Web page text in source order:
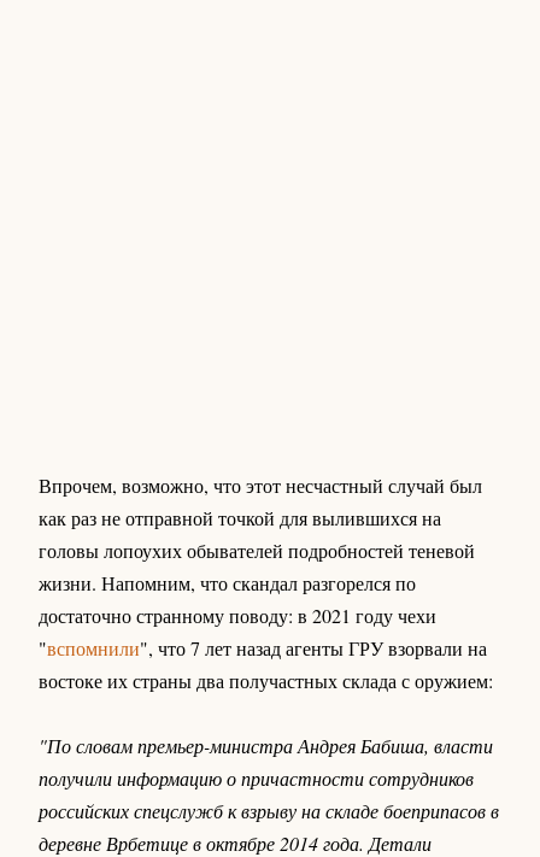
Впрочем, возможно, что этот несчастный случай был
как раз не отправной точкой для вылившихся на
головы лопоухих обывателей подробностей теневой
жизни. Напомним, что скандал разгорелся по
достаточно странному поводу: в 2021 году чехи
"вспомнили", что 7 лет назад агенты ГРУ взорвали на
востоке их страны два получастных склада с оружием:
"По словам премьер-министра Андрея Бабиша, власти
получили информацию о причастности сотрудников
российских спецслужб к взрыву на складе боеприпасов в
деревне Врбетице в октябре 2014 года. Детали